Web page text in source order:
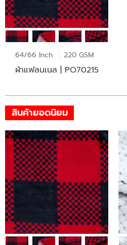
64/66 Inch 220 GSM
ผ้าแฟลนเนล | PO70215
สินค้ายอดนิยม